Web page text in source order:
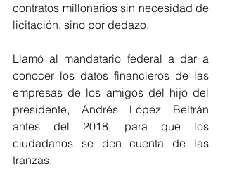
contratos millonarios sin necesidad de
licitación, sino por dedazo.
Llamó al mandatario federal a dar a
conocer los datos financieros de las
empresas de los amigos del hijo del
presidente, Andrés López Beltrán
antes del 2018, para que los
ciudadanos se den cuenta de las
tranzas.